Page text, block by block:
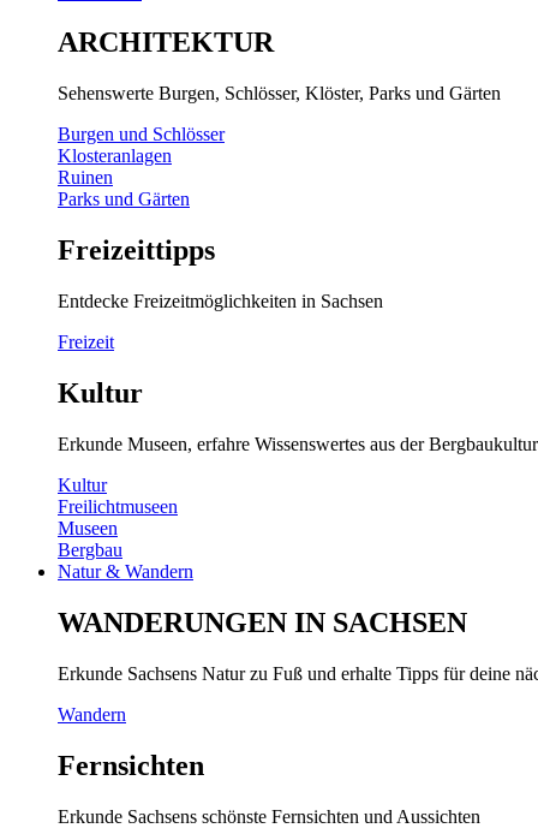
ARCHITEKTUR
Sehenswerte Burgen, Schlösser, Klöster, Parks und Gärten
Burgen und Schlösser
Klosteranlagen
Ruinen
Parks und Gärten
Freizeittipps
Entdecke Freizeitmöglichkeiten in Sachsen
Freizeit
Kultur
Erkunde Museen, erfahre Wissenswertes aus der
Kultur
Freilichtmuseen
Museen
Bergbau
Natur & Wandern
WANDERUNGEN IN SACHSEN
Erkunde Sachsens Natur zu Fuß und erhalte Tipps für deine
Wandern
Fernsichten
Erkunde Sachsens schönste Fernsichten und Aussichten